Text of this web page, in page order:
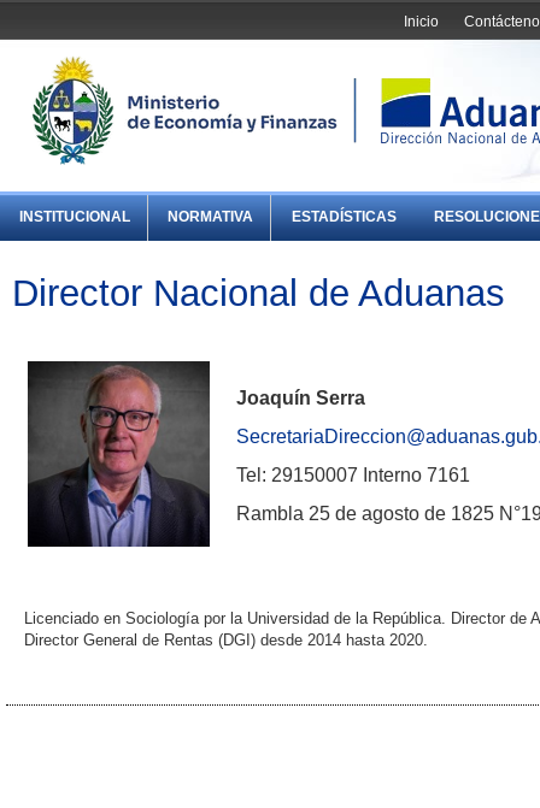
Inicio
INSTITUCIONAL NORMATIVA ESTADÍSTICAS
Director Nacional de Aduanas
Joaquín Serra
Tel: 29150007 Interno 7161
Rambla 25 de agosto de 1825
Licenciado en Sociología por la Universidad de la República. Director de
Director General de Rentas (DGI) desde 2014 hasta 2020.